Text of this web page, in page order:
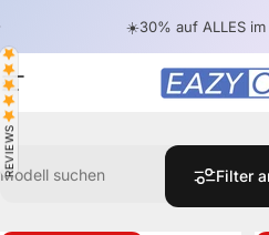
☀️30% auf ALLES im
Site navigation EAZY CASE
REVIEWS Filter
Modell suchen